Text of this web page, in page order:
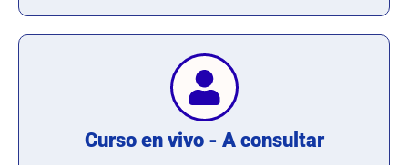
Curso en vivo - A consultar